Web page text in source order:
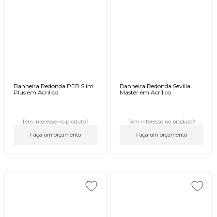
Banheira Redonda PER Slim
Plus em Acrilico
Tem interesse no produto?
Faça um orçamento
Banheira Redonda Sevilla
Master em Acrílico
Tem interesse no produto?
Faça um orçamento